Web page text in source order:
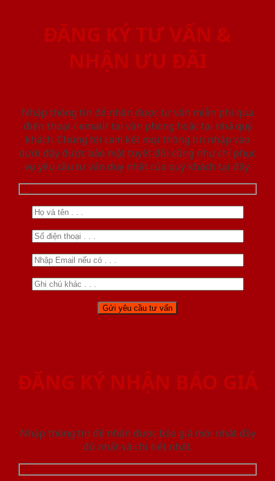
ĐĂNG KÝ TƯ VẤN &
NHẬN ƯU ĐÃI
Nhập thông tin để nhận được tư vấn miễn phí qua
điện thoại / email/ tại văn phòng hoặc tại nhà quý
khách. Chúng tôi cam kết mọi thông tin nhập vào
dưới đây được bảo mật tuyệt đối cũng như chỉ phục
vụ yêu cầu tư vấn duy nhất của quý khách tại đây.
ĐĂNG KÝ NHẬN BÁO GIÁ
Nhập thông tin để nhận được báo giá mới nhât đầy
đủ nhất và chi tiết nhất.